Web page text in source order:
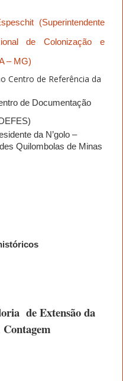
(Superintendente
de Colonização e
– MG)
Centro de Referência da
de Documentação
da N’golo –
Quilombolas de Minas
de Extensão da